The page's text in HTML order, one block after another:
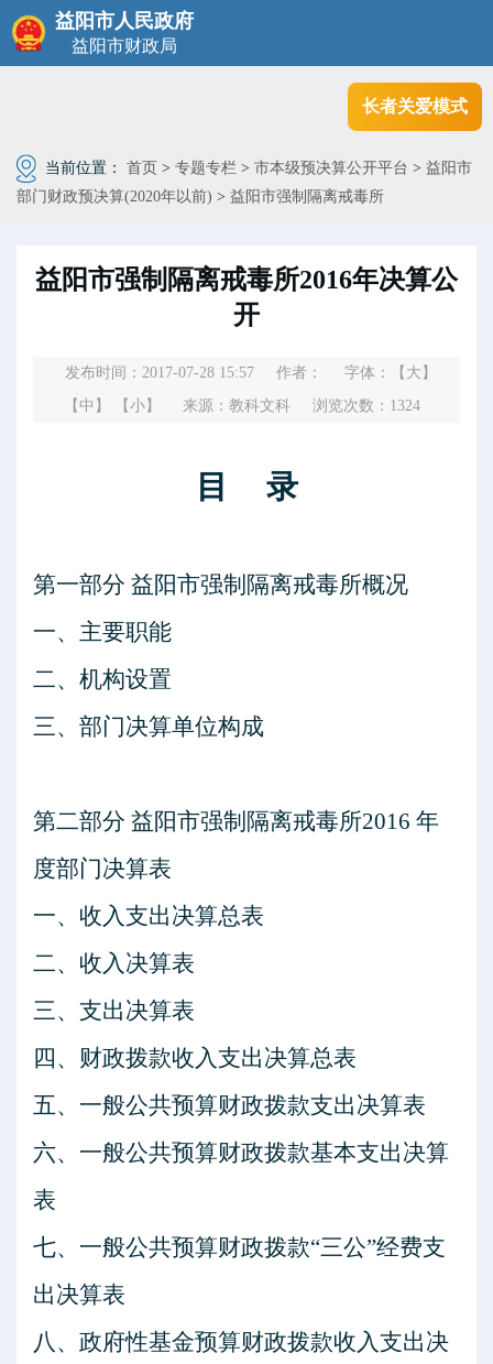
长者关爱模式
益阳市人民政府
益阳市财政局
当前位置： 首页 > 专题专栏 > 市本级预决算公开平台 > 益阳市
部门财政预决算(2020年以前) > 益阳市强制隔离戒毒所
益阳市强制隔离戒毒所2016年决算公
开
发布时间：2017-07-28 15:57 作者： 字体：
【大】
【中】
【小】 来源：教科文科 浏览次数： 1324
目 录
第一部分 益阳市强制隔离戒毒所概况
一、主要职能
二、机构设置
三、部门决算单位构成
第二部分 益阳市强制隔离戒毒所2016 年
度部门决算表
一、收入支出决算总表
二、收入决算表
三、支出决算表
四、财政拨款收入支出决算总表
五、一般公共预算财政拨款支出决算表
六、一般公共预算财政拨款基本支出决算
表
七、一般公共预算财政拨款“三公”经费支
出决算表
八、政府性基金预算财政拨款收入支出决